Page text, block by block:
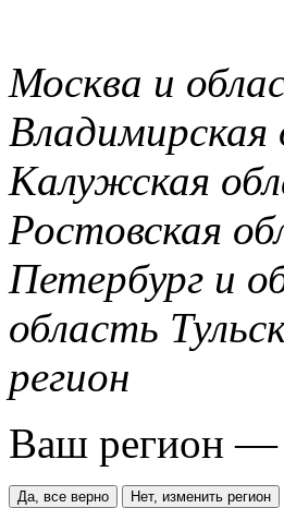
Москва и
Владимирская
Калужская
Ростовская
Петербург и
область
регион
Ваш регион —
Да, все верно Нет, изменить регион